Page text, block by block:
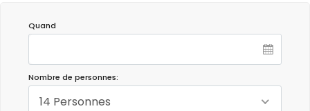
Quand
Nombre de personnes:
14 Personnes